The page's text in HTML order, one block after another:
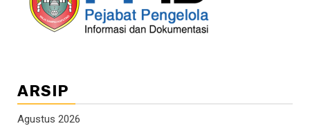
ARSIP
Agustus 2026